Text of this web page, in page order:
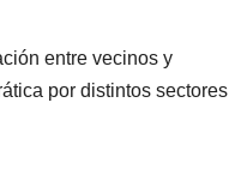
entre vecinos y
por distintos sectores